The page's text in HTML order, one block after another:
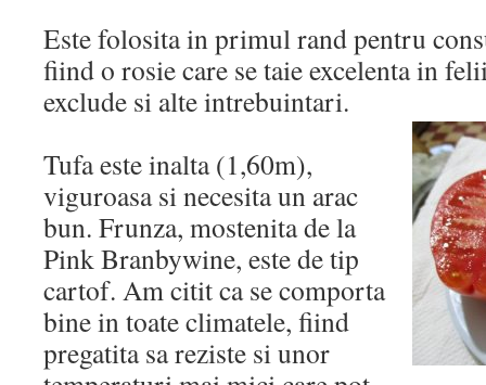
Este folosita in primul rand pentru
fiind o rosie care se taie excelenta in
exclude si alte intrebuintari.
Tufa este inalta (1,60m),
viguroasa si necesita un arac
bun. Frunza, mostenita de la
Pink Branbywine, este de tip
cartof. Am citit ca se comporta
bine in toate climatele, fiind
pregatita sa reziste si unor